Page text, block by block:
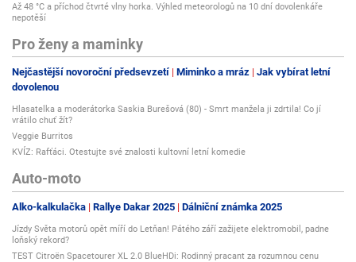
Až 48 °C a příchod čtvrté vlny horka. Výhled meteorologů na 10 dní dovolenkáře
nepotěší
Pro ženy a maminky
Nejčastější novoroční předsevzetí Miminko a mráz Jak vybírat letní
dovolenou
Hlasatelka a moderátorka Saskia Burešová (80) - Smrt manžela ji zdrtila! Co jí
vrátilo chuť žít?
Veggie Burritos
KVÍZ: Rafťáci. Otestujte své znalosti kultovní letní komedie
Auto-moto
Alko-kalkulačka Rallye Dakar 2025 Dálniční známka 2025
Jízdy Světa motorů opět míří do Letňan! Pátého září zažijete elektromobil, padne
loňský rekord?
TEST Citroën Spacetourer XL 2.0 BlueHDi: Rodinný pracant za rozumnou cenu